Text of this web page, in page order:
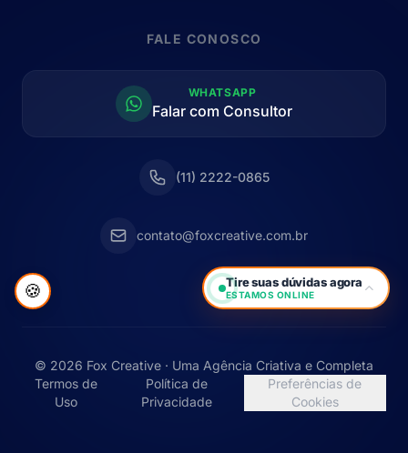
FALE CONOSCO
WHATSAPP
Falar com Consultor
(11) 2222-0865
contato@foxcreative.com.br
© 2026 Fox Creative · Uma Agência Criativa e Completa
Termos de
Uso
Política de
Privacidade
Preferências de
Cookies
Tire suas dúvidas agora
ESTAMOS ONLINE
🍪